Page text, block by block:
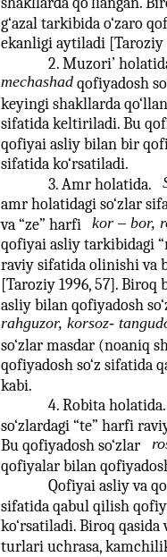
g‘azal tarkibida o‘zaro
ekanligi aytiladi [Taroziy
2. Muzori’
mechashad qofiyadosh
keyingi shakllarda
sifatida keltiriladi. Bu
qofiyai asliy bilan bir
sifatida ko‘rsatiladi.
3. Amr holatida.
amr holatidagi so‘zlar
va “ze” harfi kor – bor,
qofiyai asliy tarkibidagi
raviy sifatida olinishi va
[Taroziy 1996, 57]. Biroq
asliy bilan qofiyadosh
rahguzor, korsoz-
so‘zlar masdar (noaniq
qofiyadosh so‘z sifatida
kabi.
4. Robita holatida.
so‘zlardagi “te” harfi
Bu qofiyadosh so‘zlar
qofiyalar bilan
Qofiyai asliy va
sifatida qabul qilish
ko‘rsatiladi. Biroq
turlari uchrasa,